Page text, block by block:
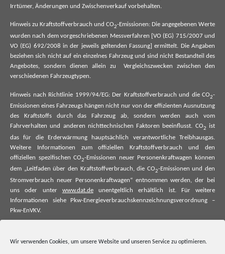
Wir verwenden Cookies, um unsere Website und unseren Service zu optimieren.
Irrtümer, Änderungen und Zwischenverkauf vorbehalten.
Hinweis zu Kraftstoffverbrauch und CO2-Emissionen: Die angegebenen Werte
wurden nach dem vorgeschriebenen Messverfahren [VO (EG) 715/2007 und
VO (EG) 692/2008 in der jeweils geltenden Fassung] ermittelt. Die Angaben
beziehen sich nicht auf ein einzelnes Fahrzeug und sind nicht Bestandteil des
Angebotes, sondern dienen allein zu Vergleichszwecken zwischen den
verschiedenen Fahrzeugtypen.
Hinweis nach Richtlinie 1999/94/EG: Der Kraftstoffverbrauch und die CO2-
Emissionen eines Fahrzeugs hängen nicht nur von der effizienten Ausnutzung
des Kraftstoffs durch das Fahrzeug ab, sondern werden auch vom
Fahrverhalten und anderen nichttechnischen Faktoren beeinflusst. CO2
ist
das für die Erderwärmung hauptsächlich verantwortliche Treibhausgas.
Weitere Informationen zum offiziellen Kraftstoffverbrauch und den
offiziellen spezifischen CO2-Emissionen neuer Personenkraftwagen können
dem „Leitfaden über den Kraftstoffverbrauch, die CO2-Emissionen und den
Stromverbrauch neuer Personenkraftwagen“ entnommen werden, der bei
uns oder unter www.dat.deunentgeltlich erhältlich ist. Für weitere
Informationen siehe Pkw-Energieverbrauchskennzeichnungsverordnung –
Pkw-EnVKV.
offiziellen spezifischen CO₂-Emissionen und ggf. zum Stromverbrauch neuer